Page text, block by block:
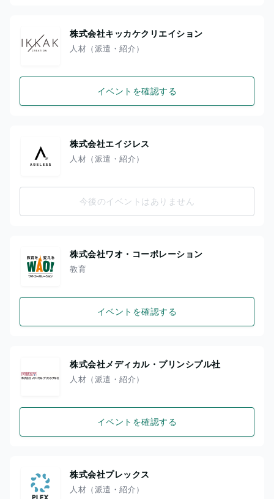
株式会社キッカケクリエイション
人材（派遣・紹介）
イベントを確認する
株式会社エイジレス
人材（派遣・紹介）
今後のイベントはありません
株式会社ワオ・コーポレーション
教育
イベントを確認する
株式会社メディカル・プリンシプル社
人材（派遣・紹介）
イベントを確認する
株式会社プレックス
人材（派遣・紹介）